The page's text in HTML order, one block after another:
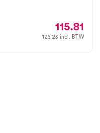
115.81
126.23 incl. BTW